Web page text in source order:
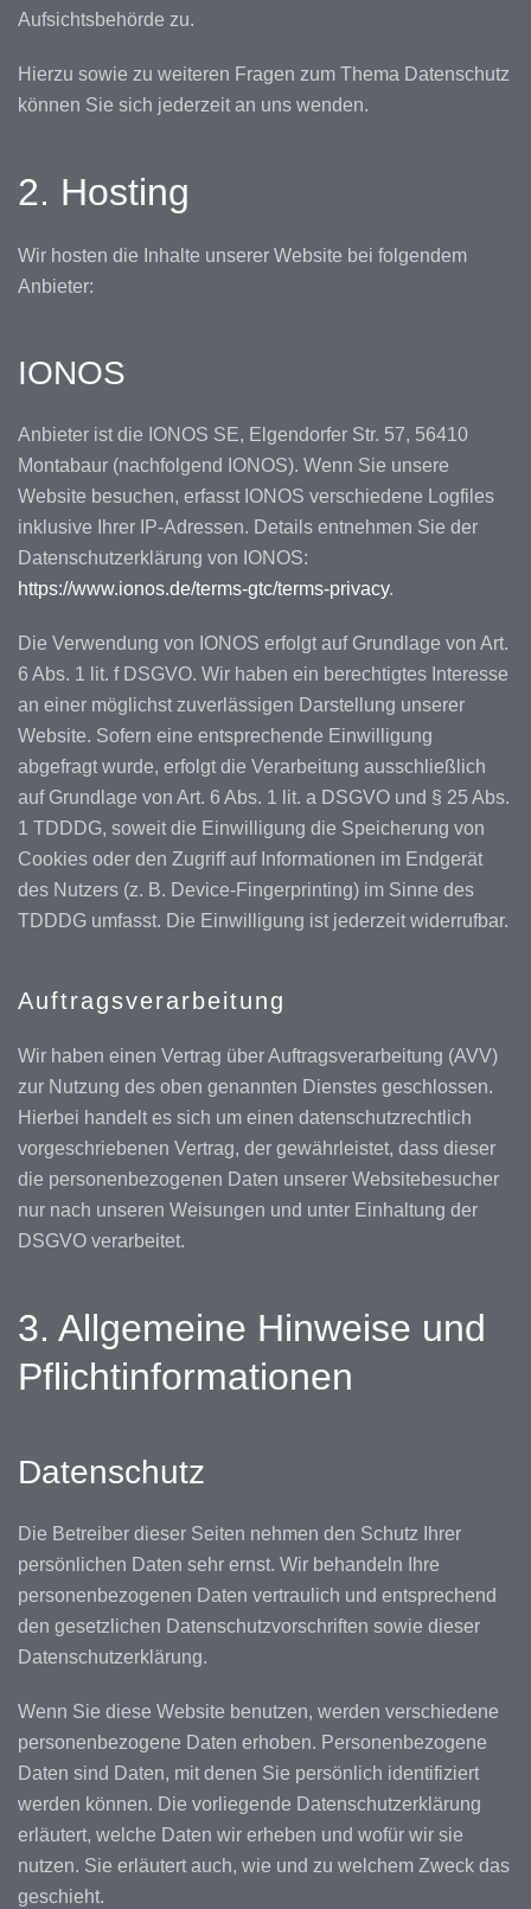
Aufsichtsbehörde zu.
Hierzu sowie zu weiteren Fragen zum Thema Datenschutz
können Sie sich jederzeit an uns wenden.
2. Hosting
Wir hosten die Inhalte unserer Website bei folgendem
Anbieter:
IONOS
Anbieter ist die IONOS SE, Elgendorfer Str. 57, 56410
Montabaur (nachfolgend IONOS). Wenn Sie unsere
Website besuchen, erfasst IONOS verschiedene Logfiles
inklusive Ihrer IP-Adressen. Details entnehmen Sie der
Datenschutzerklärung von IONOS:
https://www.ionos.de/terms-gtc/terms-privacy.
Die Verwendung von IONOS erfolgt auf Grundlage von Art.
6 Abs. 1 lit. f DSGVO. Wir haben ein berechtigtes Interesse
an einer möglichst zuverlässigen Darstellung unserer
Website. Sofern eine entsprechende Einwilligung
abgefragt wurde, erfolgt die Verarbeitung ausschließlich
auf Grundlage von Art. 6 Abs. 1 lit. a DSGVO und § 25 Abs.
1 TDDDG, soweit die Einwilligung die Speicherung von
Cookies oder den Zugriff auf Informationen im Endgerät
des Nutzers (z. B. Device-Fingerprinting) im Sinne des
TDDDG umfasst. Die Einwilligung ist jederzeit widerrufbar.
Auftragsverarbeitung
Wir haben einen Vertrag über Auftragsverarbeitung (AVV)
zur Nutzung des oben genannten Dienstes geschlossen.
Hierbei handelt es sich um einen datenschutzrechtlich
vorgeschriebenen Vertrag, der gewährleistet, dass dieser
die personenbezogenen Daten unserer Websitebesucher
nur nach unseren Weisungen und unter Einhaltung der
DSGVO verarbeitet.
3. Allgemeine Hinweise und
Pflicht­informationen
Datenschutz
Die Betreiber dieser Seiten nehmen den Schutz Ihrer
persönlichen Daten sehr ernst. Wir behandeln Ihre
personenbezogenen Daten vertraulich und entsprechend
den gesetzlichen Datenschutzvorschriften sowie dieser
Datenschutzerklärung.
Wenn Sie diese Website benutzen, werden verschiedene
personenbezogene Daten erhoben. Personenbezogene
Daten sind Daten, mit denen Sie persönlich identifiziert
werden können. Die vorliegende Datenschutzerklärung
erläutert, welche Daten wir erheben und wofür wir sie
nutzen. Sie erläutert auch, wie und zu welchem Zweck das
geschieht.